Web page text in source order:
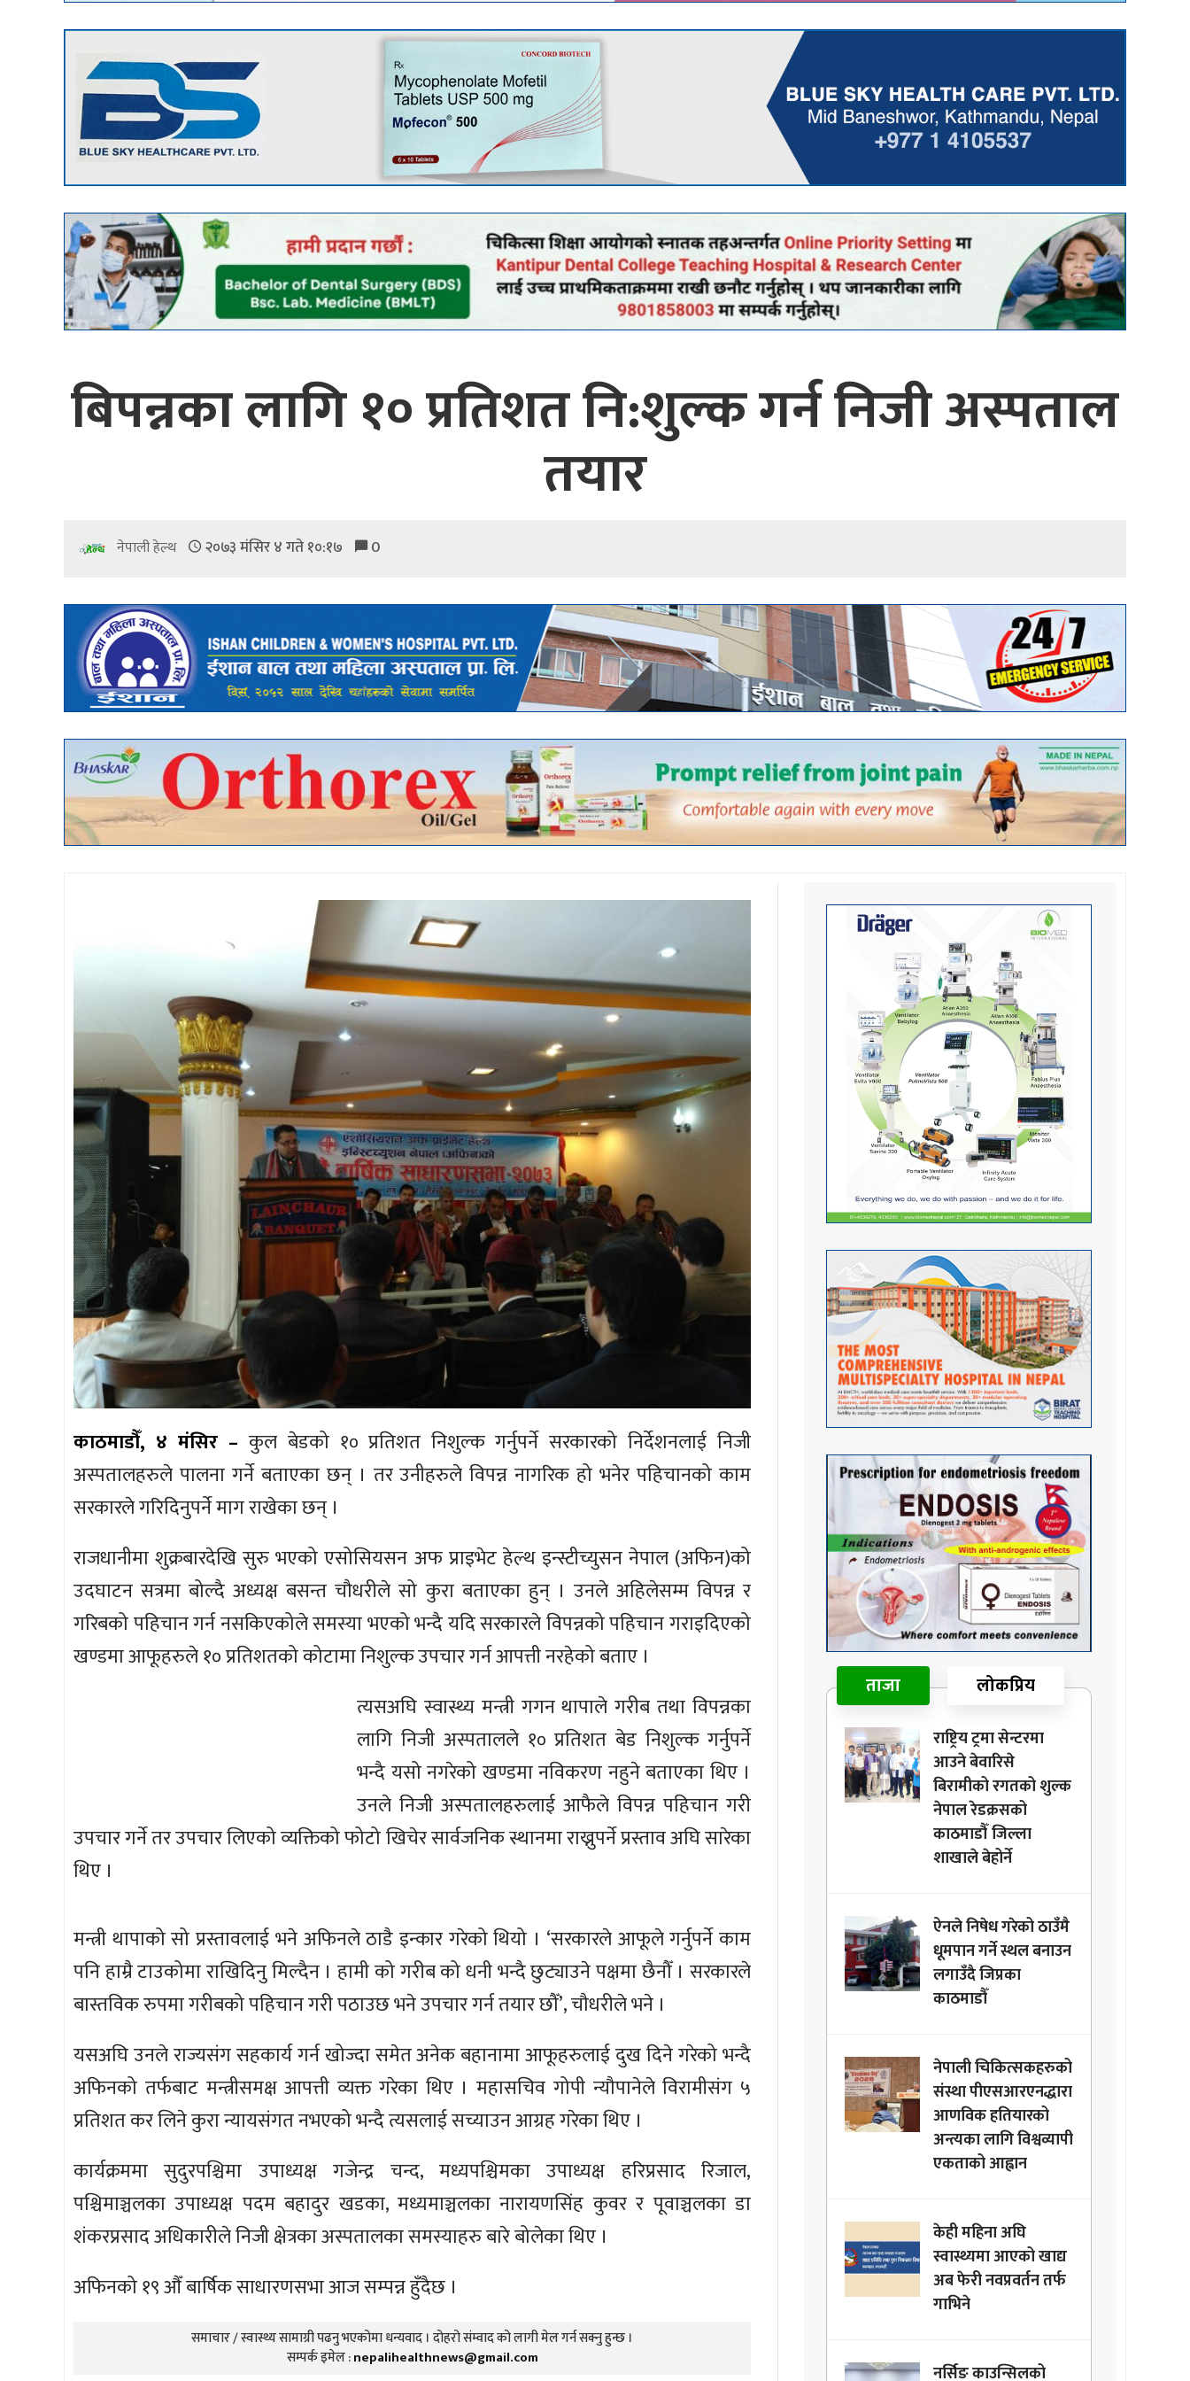
बिपन्नका लागि १० प्रतिशत नि:शुल्क गर्न निजी अस्पताल
तयार
नेपाली हेल्थ २०७३ मंसिर ४ गते १०:१७ 0
काठमाडौँ, ४ मंसिर – कुल बेडको १० प्रतिशत निशुल्क गर्नुपर्ने सरकारको निर्देशनलाई निजी
अस्पतालहरुले पालना गर्ने बताएका छन् । तर उनीहरुले विपन्न नागरिक हो भनेर पहिचानको काम
सरकारले गरिदिनुपर्ने माग राखेका छन् ।
राजधानीमा शुक्रबारदेखि सुरु भएको एसोसियसन अफ प्राइभेट हेल्थ इन्स्टीच्युसन नेपाल (अफिन)को
उदघाटन सत्रमा बोल्दै अध्यक्ष बसन्त चौधरीले सो कुरा बताएका हुन् । उनले अहिलेसम्म विपन्न र
गरिबको पहिचान गर्न नसकिएकोले समस्या भएको भन्दै यदि सरकारले विपन्नको पहिचान गराइदिएको
खण्डमा आफूहरुले १० प्रतिशतको कोटामा निशुल्क उपचार गर्न आपत्ती नरहेको बताए ।
त्यसअघि स्वास्थ्य मन्त्री गगन थापाले गरीब तथा विपन्नका
लागि निजी अस्पतालले १० प्रतिशत बेड निशुल्क गर्नुपर्ने
भन्दै यसो नगरेको खण्डमा नविकरण नहुने बताएका थिए ।
उनले निजी अस्पतालहरुलाई आफैले विपन्न पहिचान गरी
उपचार गर्ने तर उपचार लिएको व्यक्तिको फोटो खिचेर सार्वजनिक स्थानमा राख्नुपर्ने प्रस्ताव अघि सारेका
थिए ।
मन्त्री थापाको सो प्रस्तावलाई भने अफिनले ठाडै इन्कार गरेको थियो । ‘सरकारले आफूले गर्नुपर्ने काम
पनि हाम्रै टाउकोमा राखिदिनु मिल्दैन । हामी को गरीब को धनी भन्दै छुट्याउने पक्षमा छैनौँ । सरकारले
बास्तविक रुपमा गरीबको पहिचान गरी पठाउछ भने उपचार गर्न तयार छौँ’, चौधरीले भने ।
यसअघि उनले राज्यसंग सहकार्य गर्न खोज्दा समेत अनेक बहानामा आफूहरुलाई दुख दिने गरेको भन्दै
अफिनको तर्फबाट मन्त्रीसमक्ष आपत्ती व्यक्त गरेका थिए । महासचिव गोपी न्यौपानेले विरामीसंग ५
प्रतिशत कर लिने कुरा न्यायसंगत नभएको भन्दै त्यसलाई सच्याउन आग्रह गरेका थिए ।
कार्यक्रममा सुदुरपश्चिमा उपाध्यक्ष गजेन्द्र चन्द, मध्यपश्चिमका उपाध्यक्ष हरिप्रसाद रिजाल,
पश्चिमाञ्चलका उपाध्यक्ष पदम बहादुर खडका, मध्यमाञ्चलका नारायणसिंह कुवर र पूवाञ्चलका डा
शंकरप्रसाद अधिकारीले निजी क्षेत्रका अस्पतालका समस्याहरु बारे बोलेका थिए ।
अफिनको १९ औँ बार्षिक साधारणसभा आज सम्पन्न हुँदैछ ।
समाचार / स्वास्थ्य सामाग्री पढनु भएकोमा धन्यवाद । दोहरो संम्वाद को लागी मेल गर्न सक्नु हुन्छ ।
सम्पर्क इमेल :nepalihealthnews@gmail.com
ताजा लोकप्रिय
राष्ट्रिय ट्रमा सेन्टरमा
आउने बेवारिसे
बिरामीको रगतको शुल्क
नेपाल रेडक्रसको
काठमाडौँ जिल्ला
शाखाले बेहोर्ने
ऐनले निषेध गरेको ठाउँमै
धूमपान गर्ने स्थल बनाउन
लगाउँदै जिप्रका
काठमाडौँ
नेपाली चिकित्सकहरुको
संस्था पीएसआरएनद्धारा
आणविक हतियारको
अन्त्यका लागि विश्वव्यापी
एकताको आह्वान
केही महिना अघि
स्वास्थ्यमा आएको खाद्य
अब फेरी नवप्रवर्तन तर्फ
गाभिने
नर्सिङ काउन्सिलको